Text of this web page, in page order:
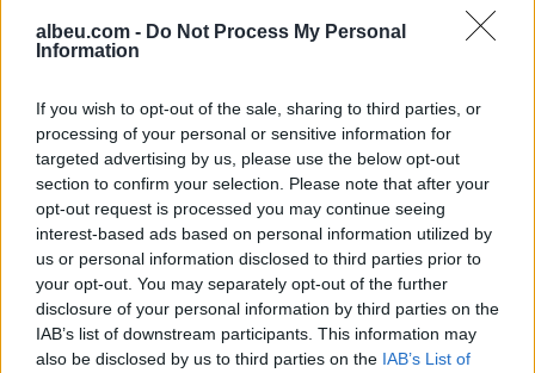
albeu.com - Do Not Process My Personal
Information
If you wish to opt-out of the sale, sharing to third parties, or
processing of your personal or sensitive information for
targeted advertising by us, please use the below opt-out
section to confirm your selection. Please note that after your
opt-out request is processed you may continue seeing
interest-based ads based on personal information utilized by
us or personal information disclosed to third parties prior to
your opt-out. You may separately opt-out of the further
disclosure of your personal information by third parties on the
IAB’s list of downstream participants. This information may
also be disclosed by us to third parties on the IAB’s List of
Shtuarmë 27.03.2025 09:58
Tags:
Eglit , gjesti , gjunje , i ulet